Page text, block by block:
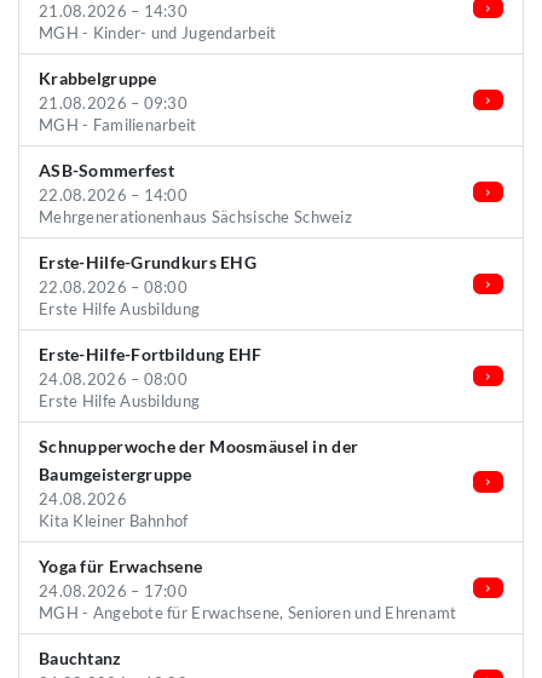
21.08.2026 – 14:30
MGH - Kinder- und Jugendarbeit
Krabbelgruppe
21.08.2026 – 09:30
MGH - Familienarbeit
ASB-Sommerfest
22.08.2026 – 14:00
Mehrgenerationenhaus Sächsische Schweiz
Erste-Hilfe-Grundkurs EHG
22.08.2026 – 08:00
Erste Hilfe Ausbildung
Erste-Hilfe-Fortbildung EHF
24.08.2026 – 08:00
Erste Hilfe Ausbildung
Schnupperwoche der Moosmäusel in der
Baumgeistergruppe
24.08.2026
Kita Kleiner Bahnhof
Yoga für Erwachsene
24.08.2026 – 17:00
MGH - Angebote für Erwachsene, Senioren und Ehrenamt
Bauchtanz